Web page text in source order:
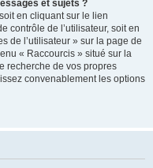
et sujets ?
en cliquant sur le lien
contrôle de l’utilisateur, soit en
de l’utilisateur » sur la page de
« Raccourcis » situé sur la
recherche de vos propres
convenablement les options